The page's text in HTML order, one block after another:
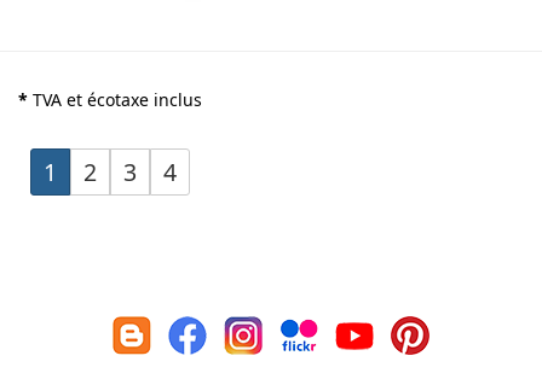
* TVA et écotaxe inclus
1 2 3 4